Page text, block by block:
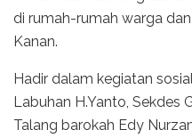
di rumah-rumah warga
Kanan.
Hadir dalam kegiatan
Labuhan H.Yanto, Sekdes
Talang barokah Edy